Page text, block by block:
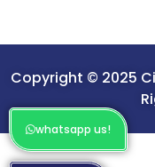
whatsapp us!
Copyright © 2025